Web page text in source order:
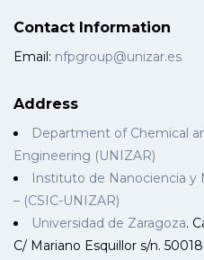
Contact Information
Email: nfpgroup@unizar.es
Address
Department of Chemical
Engineering (UNIZAR)
Instituto de Nanociencia y
– (CSIC-UNIZAR)
Universidad de Zaragoza.
C/ Mariano Esquillor s/n.